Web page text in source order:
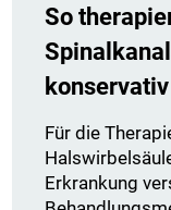
So
konservativ
Für die
Erkrankung